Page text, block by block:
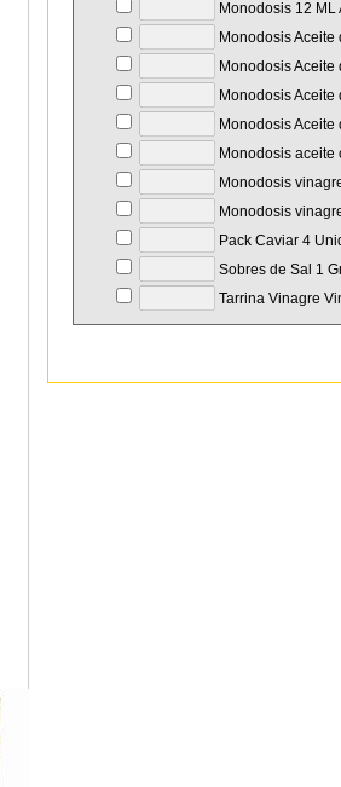
Monodosis 12
Monodosis
Monodosis
Monodosis
Monodosis
Monodosis aceite
Monodosis
Monodosis
Pack Caviar 4
Sobres de Sal 1
Tarrina Vinagre